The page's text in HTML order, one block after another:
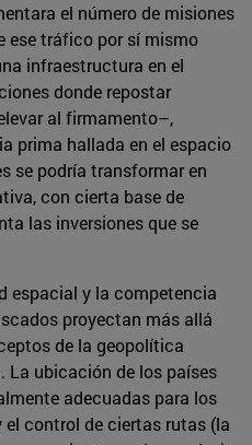
el número de misiones
ese tráfico por sí mismo
infraestructura en el
donde repostar
al firmamento–,
prima hallada en el espacio
se podría transformar en
con cierta base de
las inversiones que se
espacial y la competencia
proyectan más allá
de la geopolítica
La ubicación de los países
adecuadas para los
control de ciertas rutas (la